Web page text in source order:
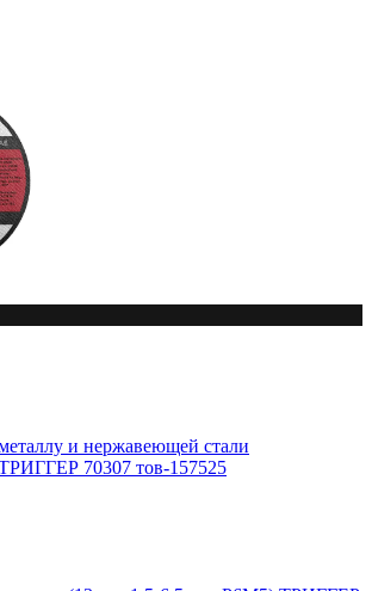
и нержавеющей стали
70307 тов-157525